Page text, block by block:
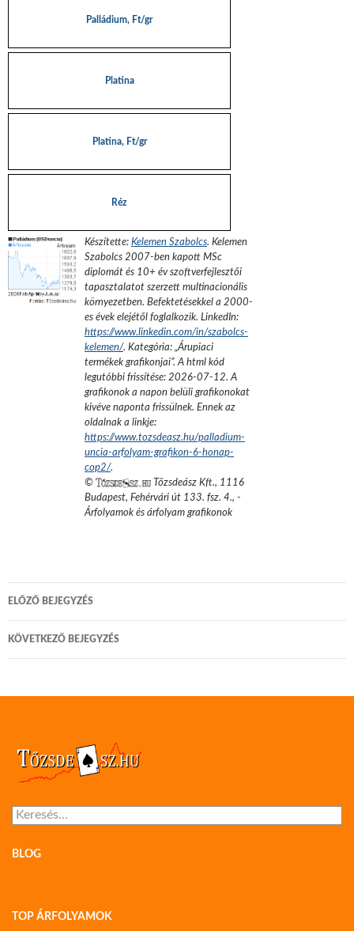
Palládium, Ft/gr
Platina
Platina, Ft/gr
Réz
Készítette: Kelemen Szabolcs. Kelemen
Szabolcs 2007-ben kapott MSc
diplomát és 10+ év szoftverfejlesztői
tapasztalatot szerzett multinacionális
környezetben. Befektetésekkel a 2000-
es évek elejétől foglalkozik. LinkedIn:
https://www.linkedin.com/in/szabolcs-
kelemen/. Kategória: „Árupiaci
termékek grafikonjai”.A html kód
legutóbbi frissítése: 2026-07-12. A
grafikonok a napon belüli grafikonokat
kivéve naponta frissülnek. Ennek az
oldalnak a linkje:
https://www.tozsdeasz.hu/palladium-
uncia-arfolyam-grafikon-6-honap-
cop2/.
©
Tőzsdeász Kft., 1116
Budapest, Fehérvári út 133. fsz. 4., -
Árfolyamok és árfolyam grafikonok
Bejegyzés
navigáció
ELŐZŐ BEJEGYZÉS
KÖVETKEZŐ BEJEGYZÉS
Keresés:
BLOG
TOP ÁRFOLYAMOK